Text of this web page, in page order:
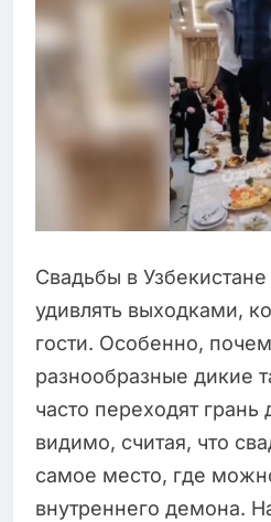
Свадьбы в
удивлять выходками,
гости. Особенно,
разнообразные дикие
часто переходят грань
видимо, считая, что
самое место, где
внутреннего демона.